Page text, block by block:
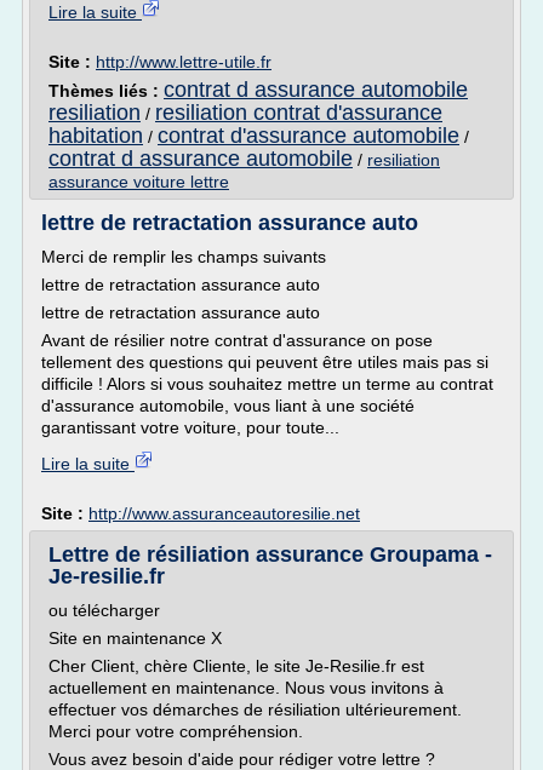
Lire la suite
Site : http://www.lettre-utile.fr
Thèmes liés : contrat d assurance automobile
resiliation / resiliation contrat d'assurance
habitation / contrat d'assurance automobile /
contrat d assurance automobile / resiliation
assurance voiture lettre
lettre de retractation assurance auto
Merci de remplir les champs suivants
lettre de retractation assurance auto
lettre de retractation assurance auto
Avant de résilier notre contrat d'assurance on pose
tellement des questions qui peuvent être utiles mais pas si
difficile ! Alors si vous souhaitez mettre un terme au contrat
d'assurance automobile, vous liant à une société
garantissant votre voiture, pour toute...
Lire la suite
Site : http://www.assuranceautoresilie.net
Lettre de résiliation assurance Groupama -
Je-resilie.fr
ou télécharger
Site en maintenance X
Cher Client, chère Cliente, le site Je-Resilie.fr est
actuellement en maintenance. Nous vous invitons à
effectuer vos démarches de résiliation ultérieurement.
Merci pour votre compréhension.
Vous avez besoin d'aide pour rédiger votre lettre ?